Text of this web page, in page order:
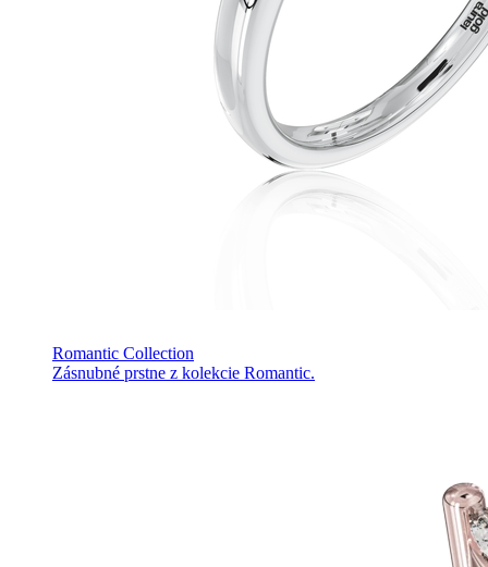
Romantic Collection
Zásnubné prstne z kolekcie Romantic.